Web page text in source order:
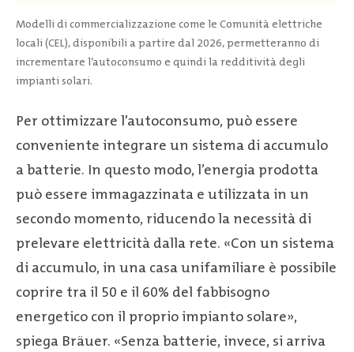
Modelli di commercializzazione come le Comunità elettriche
locali (CEL), disponibili a partire dal 2026, permetteranno di
incrementare l’autoconsumo e quindi la redditività degli
impianti solari.
Per ottimizzare l’autoconsumo, può essere
conveniente integrare un sistema di accumulo
a batterie. In questo modo, l’energia prodotta
può essere immagazzinata e utilizzata in un
secondo momento, riducendo la necessità di
prelevare elettricità dalla rete. «Con un sistema
di accumulo, in una casa unifamiliare è possibile
coprire tra il 50 e il 60% del fabbisogno
energetico con il proprio impianto solare»,
spiega Bräuer. «Senza batterie, invece, si arriva